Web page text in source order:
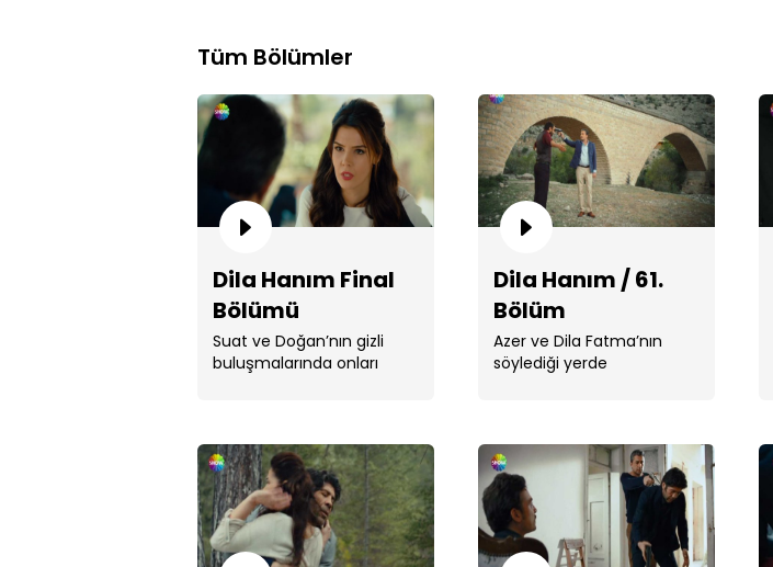
Tüm Bölümler
Dila Hanım Final
Bölümü
Suat ve Doğan’nın gizli
buluşmalarında onları
Dila Hanım / 61.
Bölüm
Azer ve Dila Fatma’nın
söylediği yerde